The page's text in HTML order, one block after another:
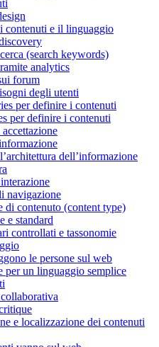
contenuti e il linguaggio
(search keywords)
analytics
forum
degli utenti
per definire i contenuti
per definire i contenuti
dell’informazione
navigazione
di contenuto (content type)
e standard
controllati e tassonomie
le persone sul web
per un linguaggio semplice
e localizzazione dei contenuti